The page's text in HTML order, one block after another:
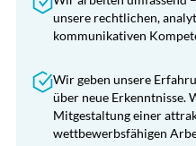
unsere rechtlichen,
kommunikativen
Wir geben unsere
über neue Erkenntnisse.
Mitgestaltung einer
wettbewerbsfähigen